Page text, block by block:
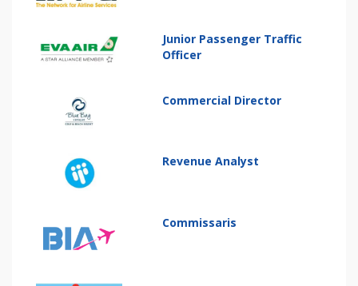
Junior Passenger Traffic
Officer
Commercial Director
Revenue Analyst
Commissaris